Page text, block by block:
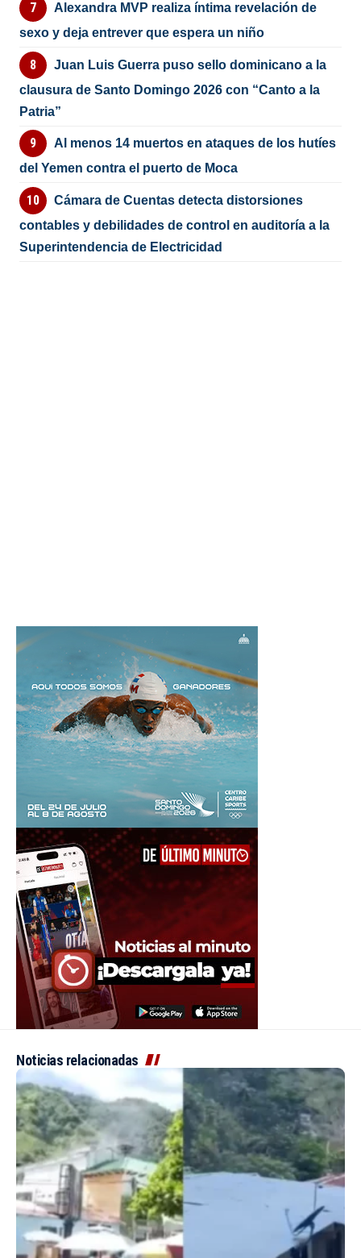
Alexandra MVP realiza íntima revelación de
sexo y deja entrever que espera un niño
Juan Luis Guerra puso sello dominicano a la
clausura de Santo Domingo 2026 con “Canto a la
Patria”
Al menos 14 muertos en ataques de los hutíes
del Yemen contra el puerto de Moca
Cámara de Cuentas detecta distorsiones
contables y debilidades de control en auditoría a la
Superintendencia de Electricidad
Noticias relacionadas